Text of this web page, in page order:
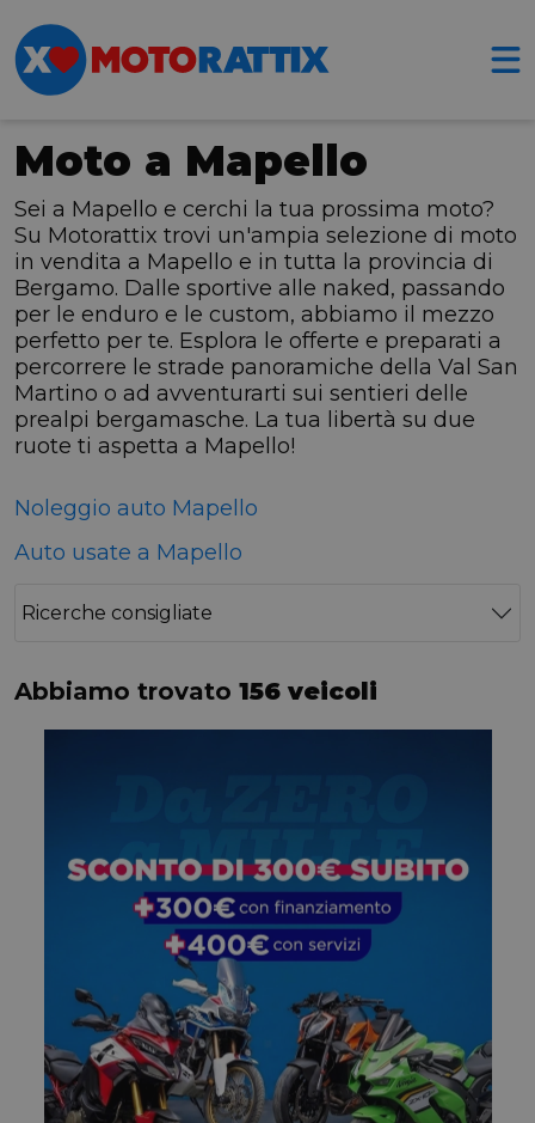
Moto a Mapello
Sei a Mapello e cerchi la tua prossima moto?
Su Motorattix trovi un'ampia selezione di moto
in vendita a Mapello e in tutta la provincia di
Bergamo. Dalle sportive alle naked, passando
per le enduro e le custom, abbiamo il mezzo
perfetto per te. Esplora le offerte e preparati a
percorrere le strade panoramiche della Val San
Martino o ad avventurarti sui sentieri delle
prealpi bergamasche. La tua libertà su due
ruote ti aspetta a Mapello!
Noleggio auto Mapello
Auto usate a Mapello
Ricerche consigliate
Abbiamo trovato 156 veicoli